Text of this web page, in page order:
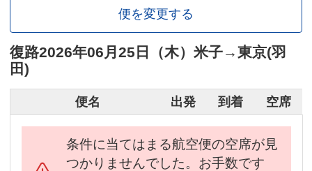
便を変更する
復路2026年06月25日（木） 米子→東京(羽
田)
便名 出発 到着 空席
条件に当てはまる航空便の空席が見
つかりませんでした。お手数です